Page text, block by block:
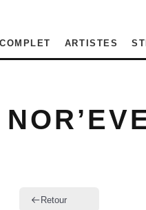
ARTISTES
Retour